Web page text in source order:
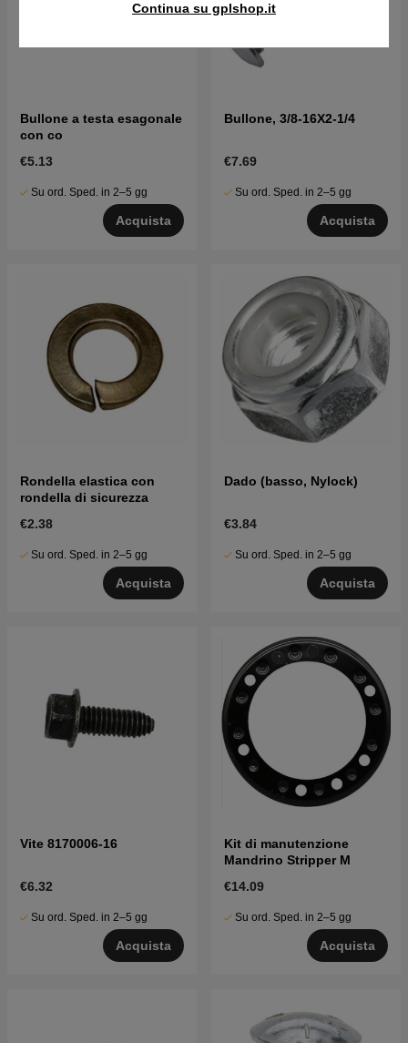
Continua su gplshop.it
Bullone a testa esagonale
con co
€5.13
Su ord. Sped. in 2–5 gg
Acquista
Bullone, 3/8-16X2-1/4
€7.69
Su ord. Sped. in 2–5 gg
Acquista
Rondella elastica con
rondella di sicurezza
€2.38
Su ord. Sped. in 2–5 gg
Acquista
Dado (basso, Nylock)
€3.84
Su ord. Sped. in 2–5 gg
Acquista
Vite 8170006-16
€6.32
Su ord. Sped. in 2–5 gg
Acquista
Kit di manutenzione
Mandrino Stripper M
€14.09
Su ord. Sped. in 2–5 gg
Acquista